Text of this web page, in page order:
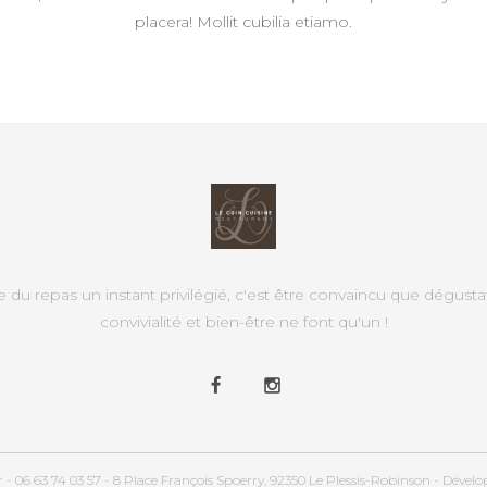
placera! Mollit cubilia etiamo.
du repas un instant privilégié, c'est être convaincu que
convivialité et bien-être ne font qu'un !
63 74 03 57 - 8 Place François Spoerry, 92350 Le Plessis-Robinson -